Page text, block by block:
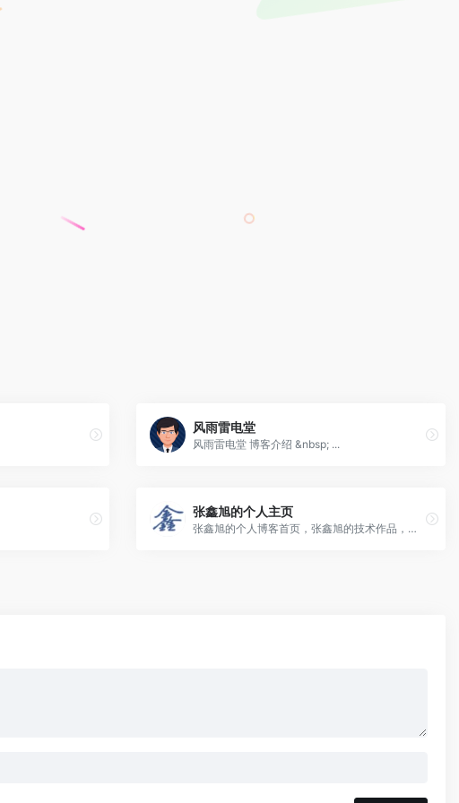
风雨雷电堂
风雨雷电堂 博客介绍 &nbsp; ...
张鑫旭的个人主页
张鑫旭的个人博客首页，张鑫旭的技术作品，张鑫旭的生活成长